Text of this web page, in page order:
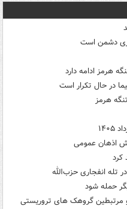
دشمن است
هرمز ادامه دارد
در حال تکرار است
هرمز
کرد
حمله شود